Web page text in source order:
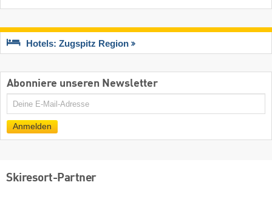
Hotels: Zugspitz Region
Abonniere unseren Newsletter
E-
Anmelden
Skiresort-Partner